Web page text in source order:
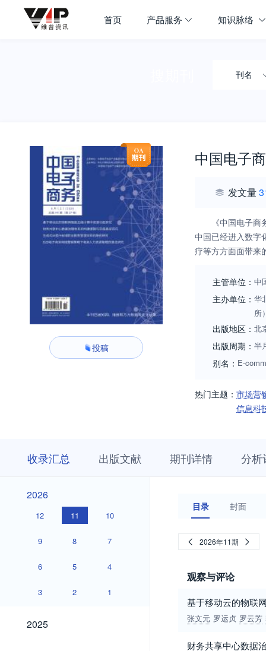
首页 产品服务 知识脉络
刊名
投稿
中国电子
发文量
《中国电子
中国已经进入数字
疗等方方面面带来
主管单位： 中
主办单位： 华
所
出版地区： 北
出版周期： 半
别名： E-
热门主题： 市场营
信息科
收录汇总 出版文献 期刊详情 分析
2026
2026
12 11 10
9 8 7
6 5 4
3 2 1
2025
2025
目录 封面
2026年11期
观察与评论
基于移动云的物联
张文元 罗运贞 罗云芳
财务共享中心数据